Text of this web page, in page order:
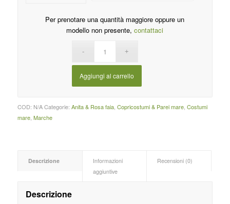
Per prenotare una quantità maggiore oppure un
modello non presente,contattaci
Aggiungi al carrello
COD: N/A Categorie: Anita & Rosa faia, Copricostumi & Parei mare, Costumi
mare, Marche
Descrizione
Informazioni
aggiuntive
Recensioni (0)
Descrizione